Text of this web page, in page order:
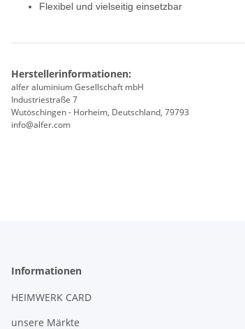
Flexibel und vielseitig einsetzbar
Herstellerinformationen:
alfer aluminium Gesellschaft mbH
Industriestraße 7
Wutöschingen - Horheim, Deutschland, 79793
info@alfer.com
Informationen
HEIMWERK CARD
unsere Märkte